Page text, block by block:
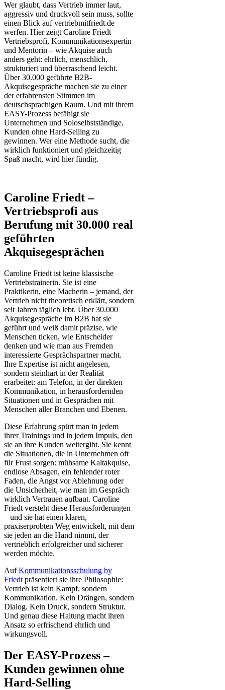
Wer glaubt, dass Vertrieb immer laut,
aggressiv und druckvoll sein muss, sollte
einen Blick auf vertriebmitfriedt.de
werfen. Hier zeigt Caroline Friedt –
Vertriebsprofi, Kommunikationsexpertin
und Mentorin – wie Akquise auch
anders geht: ehrlich, menschlich,
strukturiert und überraschend leicht.
Über 30.000 geführte B2B-
Akquisegespräche machen sie zu einer
der erfahrensten Stimmen im
deutschsprachigen Raum. Und mit ihrem
EASY-Prozess befähigt sie
Unternehmen und Soloselbstständige,
Kunden ohne Hard-Selling zu
gewinnen. Wer eine Methode sucht, die
wirklich funktioniert und gleichzeitig
Spaß macht, wird hier fündig.
Caroline Friedt –
Vertriebsprofi aus
Berufung mit 30.000 real
geführten
Akquisegesprächen
Caroline Friedt ist keine klassische
Vertriebstrainerin. Sie ist eine
Praktikerin, eine Macherin – jemand, der
Vertrieb nicht theoretisch erklärt, sondern
seit Jahren täglich lebt. Über 30.000
Akquisegespräche im B2B hat sie
geführt und weiß damit präzise, wie
Menschen ticken, wie Entscheider
denken und wie man aus Fremden
interessierte Gesprächspartner macht.
Ihre Expertise ist nicht angelesen,
sondern steinhart in der Realität
erarbeitet: am Telefon, in der direkten
Kommunikation, in herausfordernden
Situationen und in Gesprächen mit
Menschen aller Branchen und Ebenen.
Diese Erfahrung spürt man in jedem
ihrer Trainings und in jedem Impuls, den
sie an ihre Kunden weitergibt. Sie kennt
die Situationen, die in Unternehmen oft
für Frust sorgen: mühsame Kaltakquise,
endlose Absagen, ein fehlender roter
Faden, die Angst vor Ablehnung oder
die Unsicherheit, wie man im Gespräch
wirklich Vertrauen aufbaut. Caroline
Friedt versteht diese Herausforderungen
– und sie hat einen klaren,
praxiserprobten Weg entwickelt, mit dem
sie jeden an die Hand nimmt, der
vertrieblich erfolgreicher und sicherer
werden möchte.
AufKommunikationsschulung by
Friedt präsentiert sie ihre Philosophie:
Vertrieb ist kein Kampf, sondern
Kommunikation. Kein Drängen, sondern
Dialog. Kein Druck, sondern Struktur.
Und genau diese Haltung macht ihren
Ansatz so erfrischend ehrlich und
wirkungsvoll.
Der EASY-Prozess –
Kunden gewinnen ohne
Hard-Selling